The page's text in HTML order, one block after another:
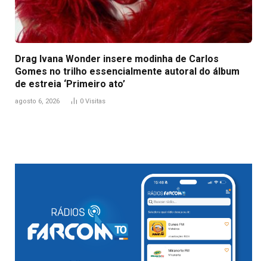
Drag Ivana Wonder insere modinha de Carlos
Gomes no trilho essencialmente autoral do álbum
de estreia ‘Primeiro ato’
agosto 6, 2026 0 Visitas